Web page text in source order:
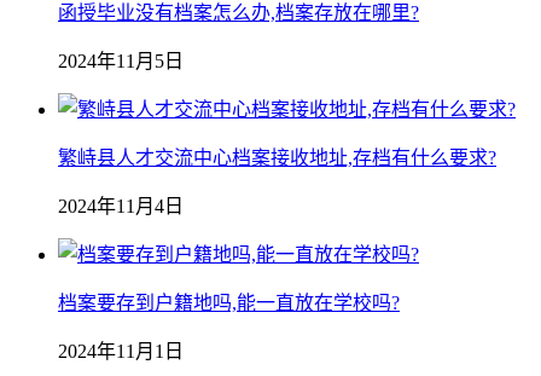
函授毕业没有档案怎么办,档案存放在哪里?
2024年11月5日
繁峙县人才交流中心档案接收地址,存档有什么要求?
2024年11月4日
档案要存到户籍地吗,能一直放在学校吗?
2024年11月1日